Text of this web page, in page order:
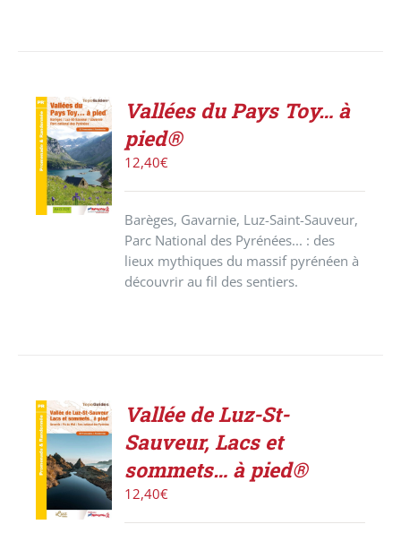
ACHETER
LE
PRODUIT
/
DÉTAILS
Vallées du Pays Toy… à
pied®
12,40€
Barèges, Gavarnie, Luz-Saint-Sauveur,
Parc National des Pyrénées... : des
lieux mythiques du massif pyrénéen à
découvrir au fil des sentiers.
ACHETER
LE
PRODUIT
/
DÉTAILS
Vallée de Luz-St-
Sauveur, Lacs et
sommets… à pied®
12,40€